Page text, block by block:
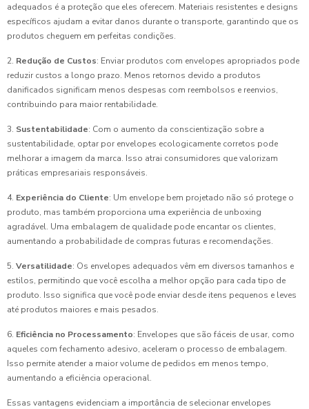
adequados é a proteção que eles oferecem. Materiais resistentes e designs
específicos ajudam a evitar danos durante o transporte, garantindo que os
produtos cheguem em perfeitas condições.
2. Redução de Custos: Enviar produtos com envelopes apropriados pode
reduzir custos a longo prazo. Menos retornos devido a produtos
danificados significam menos despesas com reembolsos e reenvios,
contribuindo para maior rentabilidade.
3. Sustentabilidade: Com o aumento da conscientização sobre a
sustentabilidade, optar por envelopes ecologicamente corretos pode
melhorar a imagem da marca. Isso atrai consumidores que valorizam
práticas empresariais responsáveis.
4. Experiência do Cliente: Um envelope bem projetado não só protege o
produto, mas também proporciona uma experiência de unboxing
agradável. Uma embalagem de qualidade pode encantar os clientes,
aumentando a probabilidade de compras futuras e recomendações.
5. Versatilidade: Os envelopes adequados vêm em diversos tamanhos e
estilos, permitindo que você escolha a melhor opção para cada tipo de
produto. Isso significa que você pode enviar desde itens pequenos e leves
até produtos maiores e mais pesados.
6. Eficiência no Processamento: Envelopes que são fáceis de usar, como
aqueles com fechamento adesivo, aceleram o processo de embalagem.
Isso permite atender a maior volume de pedidos em menos tempo,
aumentando a eficiência operacional.
Essas vantagens evidenciam a importância de selecionar envelopes